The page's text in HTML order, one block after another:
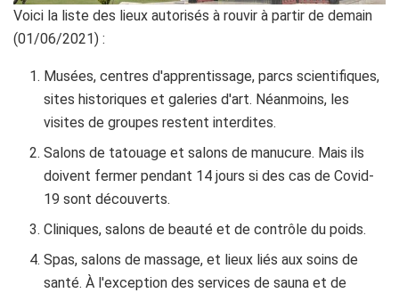
Voici la liste des lieux autorisés à rouvir à partir de demain
(01/06/2021) :
Musées, centres d'apprentissage, parcs scientifiques,
sites historiques et galeries d'art. Néanmoins, les
visites de groupes restent interdites.
Salons de tatouage et salons de manucure. Mais ils
doivent fermer pendant 14 jours si des cas de Covid-
19 sont découverts.
Cliniques, salons de beauté et de contrôle du poids.
Spas, salons de massage, et lieux liés aux soins de
santé. À l'exception des services de sauna et de